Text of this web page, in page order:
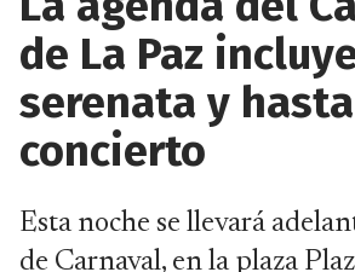
de La Paz
serenata y
concierto
Esta noche se llevará
de Carnaval, en la plaza